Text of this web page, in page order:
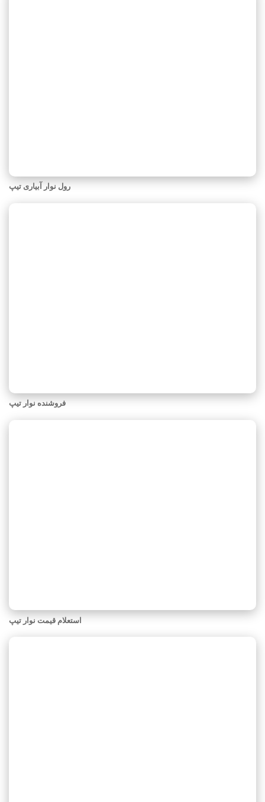
رول نوار آبیاری تیپ
فروشنده نوار تیپ
استعلام قیمت نوار تیپ